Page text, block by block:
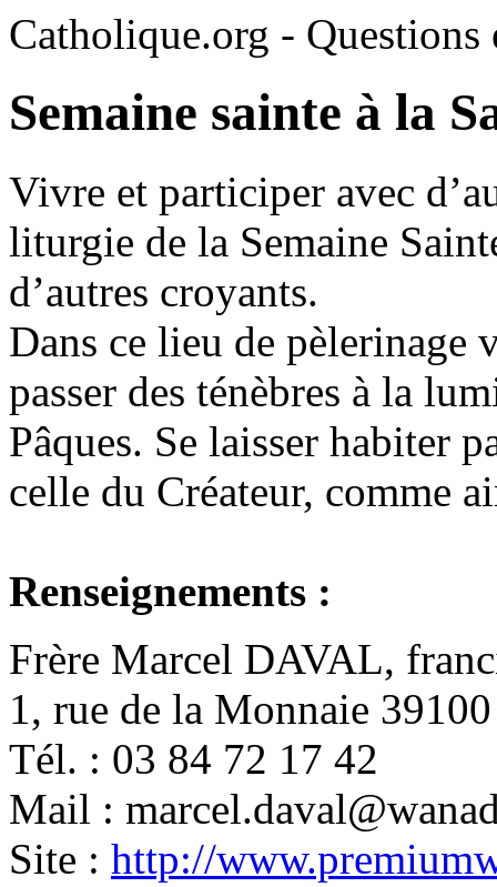
Catholique.org - Questions
Semaine sainte à la
Vivre et participer avec
liturgie de la Semaine
d’autres croyants.
Dans ce lieu de pèlerinage
passer des ténèbres à la
Pâques. Se laisser habiter
celle du Créateur, comme
Renseignements :
Frère Marcel DAVAL,
1, rue de la Monnaie
Tél. : 03 84 72 17 42
Mail :
Site : http://